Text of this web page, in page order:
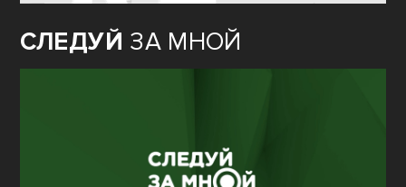
СЛЕДУЙ ЗА МНОЙ